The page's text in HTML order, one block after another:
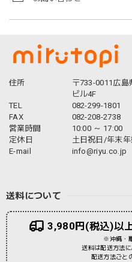
住所
〒733-0011広
ビル4F
TEL
082-299-1801
FAX
082-208-2738
営業時間
10:00 ～ 17:00
定休日
土日祝日/年末
E-mail
info@riyu.co.jp
送料について
3,980円(税込)以
※沖縄・
送料は配送方法に
配送方法ごと